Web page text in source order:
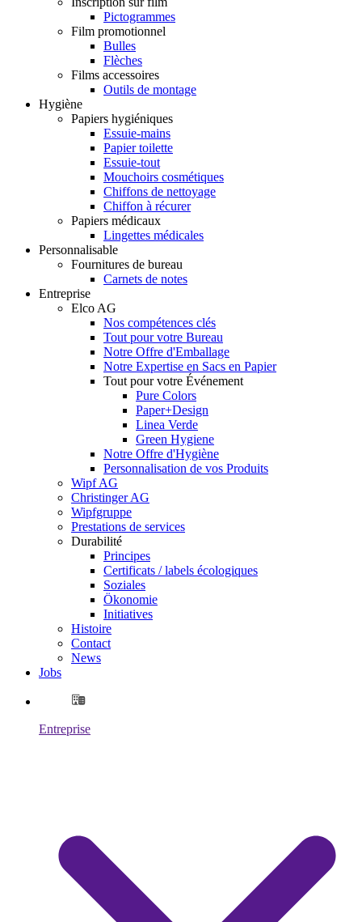
Pictogrammes
Film promotionnel
Bulles
Flèches
Films accessoires
Outils de montage
Hygiène
Papiers hygiéniques
Essuie-mains
Papier toilette
Essuie-tout
Mouchoirs cosmétiques
Chiffons de nettoyage
Chiffon à récurer
Papiers médicaux
Lingettes médicales
Personnalisable
Fournitures de bureau
Carnets de notes
Entreprise
Elco AG
Nos compétences clés
Tout pour votre Bureau
Notre Offre d'Emballage
Notre Expertise en Sacs en Papier
Tout pour votre Événement
Pure Colors
Paper+Design
Linea Verde
Green Hygiene
Notre Offre d'Hygiène
Personnalisation de vos Produits
Wipf AG
Christinger AG
Wipfgruppe
Prestations de services
Durabilité
Principes
Certificats / labels écologiques
Soziales
Ökonomie
Initiatives
Histoire
Contact
News
Jobs
Entreprise